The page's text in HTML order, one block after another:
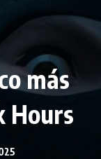
más
Hours